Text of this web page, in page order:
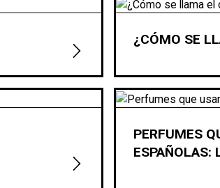
¿CÓMO SE
PERFUMES
ESPAÑOLAS: